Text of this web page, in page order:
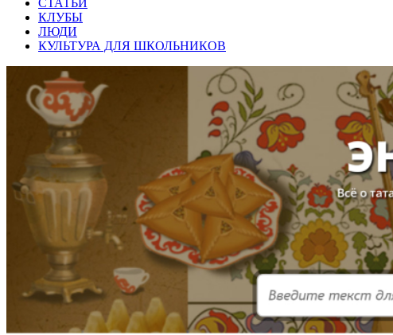
СТАТЬИ
КЛУБЫ
ЛЮДИ
КУЛЬТУРА ДЛЯ ШКОЛЬНИКОВ